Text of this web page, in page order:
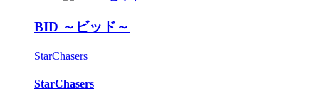
BID ～ビッド～
StarChasers
StarChasers